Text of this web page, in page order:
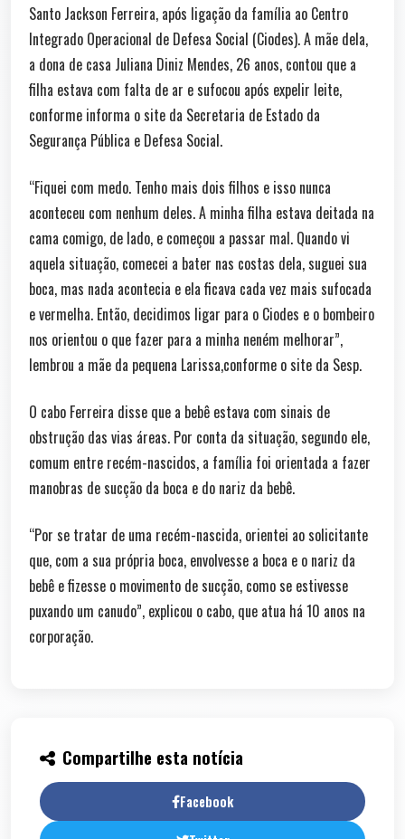
Santo Jackson Ferreira, após ligação da família ao Centro
Integrado Operacional de Defesa Social (Ciodes). A mãe dela,
a dona de casa Juliana Diniz Mendes, 26 anos, contou que a
filha estava com falta de ar e sufocou após expelir leite,
conforme informa o site da Secretaria de Estado da
Segurança Pública e Defesa Social.
“Fiquei com medo. Tenho mais dois filhos e isso nunca
aconteceu com nenhum deles. A minha filha estava deitada na
cama comigo, de lado, e começou a passar mal. Quando vi
aquela situação, comecei a bater nas costas dela, suguei sua
boca, mas nada acontecia e ela ficava cada vez mais sufocada
e vermelha. Então, decidimos ligar para o Ciodes e o bombeiro
nos orientou o que fazer para a minha neném melhorar”,
lembrou a mãe da pequena Larissa,conforme o site da Sesp.
O cabo Ferreira disse que a bebê estava com sinais de
obstrução das vias áreas. Por conta da situação, segundo ele,
comum entre recém-nascidos, a família foi orientada a fazer
manobras de sucção da boca e do nariz da bebê.
“Por se tratar de uma recém-nascida, orientei ao solicitante
que, com a sua própria boca, envolvesse a boca e o nariz da
bebê e fizesse o movimento de sucção, como se estivesse
puxando um canudo”, explicou o cabo, que atua há 10 anos na
corporação.
Compartilhe esta notícia
Facebook